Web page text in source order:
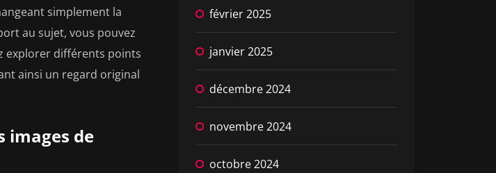
simplement la
au sujet, vous pouvez
explorer différents points
ainsi un regard original
images de
février 2025
janvier 2025
décembre 2024
novembre 2024
octobre 2024